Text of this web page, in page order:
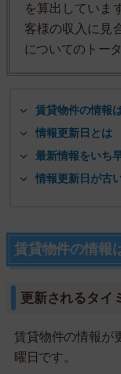
を算出していま
客様の収入に見
についてのトー
賃貸物件の情報
情報更新日とは
最新情報をいち
情報更新日が古
賃貸物件の情報
更新されるタイ
賃貸物件の情報が
曜日です。